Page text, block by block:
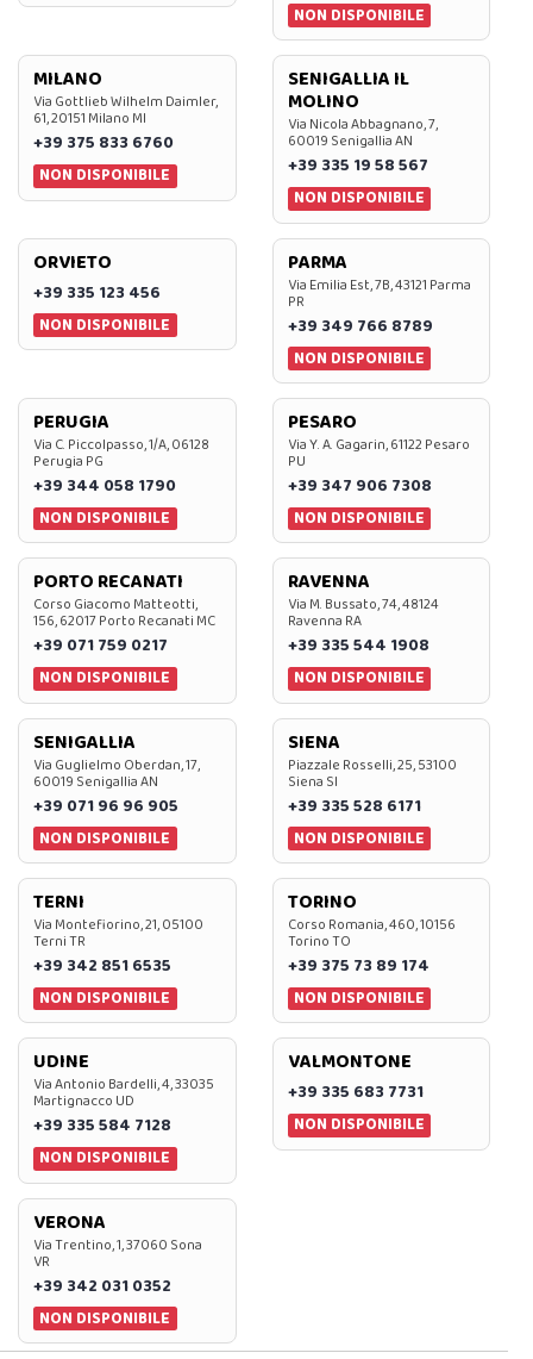
NON DISPONIBILE
MILANO
Via Gottlieb Wilhelm Daimler,
61, 20151 Milano MI
+39 375 833 6760
NON DISPONIBILE
SENIGALLIA IL
MOLINO
Via Nicola Abbagnano, 7,
60019 Senigallia AN
+39 335 19 58 567
NON DISPONIBILE
ORVIETO
+39 335 123 456
NON DISPONIBILE
PARMA
Via Emilia Est, 7B, 43121 Parma
PR
+39 349 766 8789
NON DISPONIBILE
PERUGIA
Via C. Piccolpasso, 1/A, 06128
Perugia PG
+39 344 058 1790
NON DISPONIBILE
PESARO
Via Y. A. Gagarin, 61122 Pesaro
PU
+39 347 906 7308
NON DISPONIBILE
PORTO RECANATI
Corso Giacomo Matteotti,
156, 62017 Porto Recanati MC
+39 071 759 0217
NON DISPONIBILE
RAVENNA
Via M. Bussato, 74, 48124
Ravenna RA
+39 335 544 1908
NON DISPONIBILE
SENIGALLIA
Via Guglielmo Oberdan, 17,
60019 Senigallia AN
+39 071 96 96 905
NON DISPONIBILE
SIENA
Piazzale Rosselli, 25, 53100
Siena SI
+39 335 528 6171
NON DISPONIBILE
TERNI
Via Montefiorino, 21, 05100
Terni TR
+39 342 851 6535
NON DISPONIBILE
TORINO
Corso Romania, 460, 10156
Torino TO
+39 375 73 89 174
NON DISPONIBILE
UDINE
Via Antonio Bardelli, 4, 33035
Martignacco UD
+39 335 584 7128
NON DISPONIBILE
VALMONTONE
+39 335 683 7731
NON DISPONIBILE
VERONA
Via Trentino, 1, 37060 Sona
VR
+39 342 031 0352
NON DISPONIBILE